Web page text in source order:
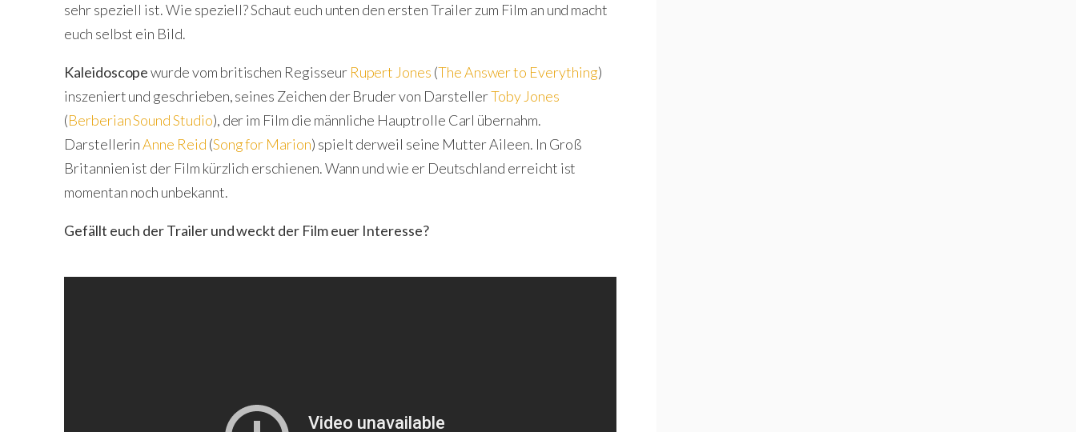
sehr speziell ist. Wie speziell? Schaut euch unten den ersten Trailer zum Film an und macht
euch selbst ein Bild.
Kaleidoscopewurde vom britischen Regisseur Rupert Jones (The Answer to Everything)
inszeniert und geschrieben, seines Zeichen der Bruder von DarstellerToby Jones
(Berberian Sound Studio), der im Film die männliche Hauptrolle Carl übernahm.
DarstellerinAnne Reid (Song for Marion) spielt derweil seine Mutter Aileen. In Groß
Britannien ist der Film kürzlich erschienen. Wann und wie er Deutschland erreicht ist
momentan noch unbekannt.
Gefällt euch der Trailer und weckt der Film euer Interesse?